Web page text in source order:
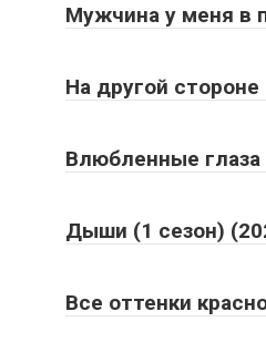
Мужчина у меня в
На другой стороне
Влюбленные глаза
Дыши (1 сезон)
Все оттенки